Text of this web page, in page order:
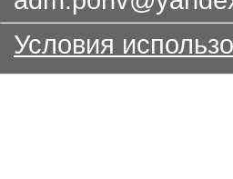
Условия